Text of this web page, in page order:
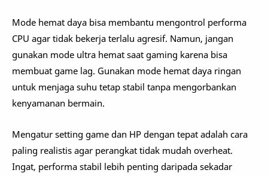
Mode hemat daya bisa membantu mengontrol performa
CPU agar tidak bekerja terlalu agresif. Namun, jangan
gunakan mode ultra hemat saat gaming karena bisa
membuat game lag. Gunakan mode hemat daya ringan
untuk menjaga suhu tetap stabil tanpa mengorbankan
kenyamanan bermain.
Mengatur setting game dan HP dengan tepat adalah cara
paling realistis agar perangkat tidak mudah overheat.
Ingat, performa stabil lebih penting daripada sekadar